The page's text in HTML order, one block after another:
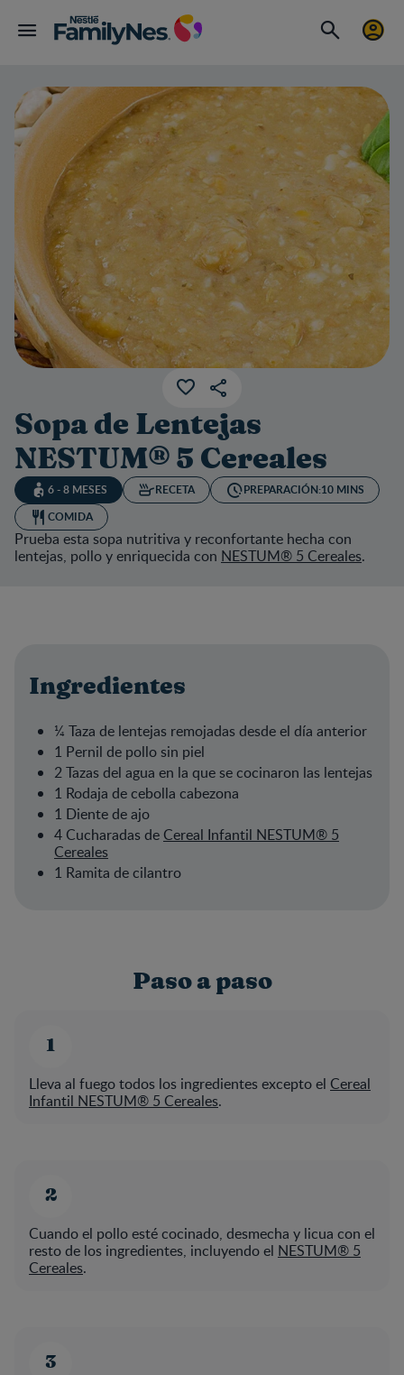
Sopa de Lentejas
NESTUM® 5 Cereales
6 - 8 MESES RECETA PREPARACIÓN:10 MINS
COMIDA
Prueba esta sopa nutritiva y reconfortante hecha con
lentejas, pollo y enriquecida con NESTUM® 5 Cereales.
Ingredientes
¼ Taza de lentejas remojadas desde el día anterior
1 Pernil de pollo sin piel
2 Tazas del agua en la que se cocinaron las lentejas
1 Rodaja de cebolla cabezona
1 Diente de ajo
4 Cucharadas de Cereal Infantil NESTUM® 5
Cereales
1 Ramita de cilantro
Paso a paso
Lleva al fuego todos los ingredientes excepto el Cereal
Infantil NESTUM® 5 Cereales.
Cuando el pollo esté cocinado, desmecha y licua con el
resto de los ingredientes, incluyendo el NESTUM® 5
Cereales.